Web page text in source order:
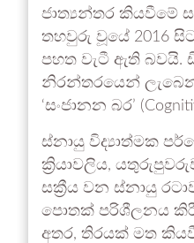
ජාත්‍යන්තර කියවීමේ
තහවුරු වූයේ 2016
පහත වැටී ඇති බවයි.
නිරන්තරයෙන් ලැබෙන
‘සංජානන බර’
ස්නායු විද්‍යාත්මක
ක්‍රියාවලිය,
සක්‍රීය වන ස්නායු
පොතක් පරිශීලනය
අතර, තිරයක් මත